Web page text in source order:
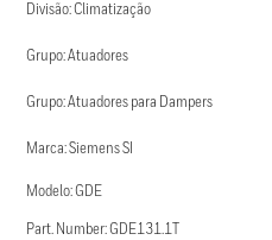
Divisão: Climatização
Grupo: Atuadores
Grupo: Atuadores para Dampers
Marca: Siemens SI
Modelo: GDE
Part. Number: GDE131.1T